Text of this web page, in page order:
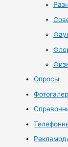
Опросы